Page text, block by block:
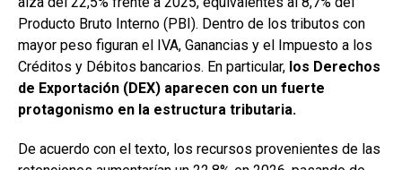
Producto Bruto Interno (PBI). Dentro de los tributos con
mayor peso figuran el IVA, Ganancias y el Impuesto a los
Créditos y Débitos bancarios. En particular, los Derechos
de Exportación (DEX) aparecen con un fuerte
protagonismo en la estructura tributaria.
De acuerdo con el texto, los recursos provenientes de las